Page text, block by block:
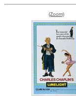
(Zoom)